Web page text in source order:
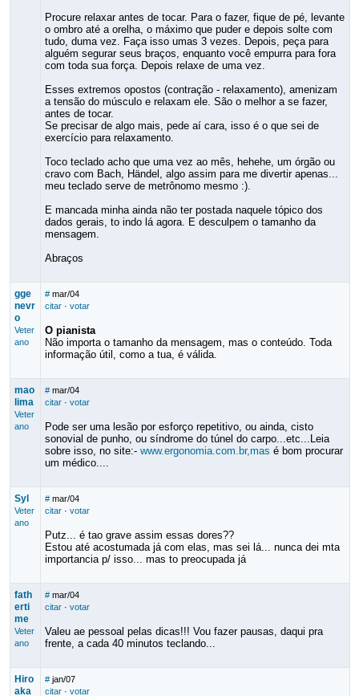
Procure relaxar antes de tocar. Para o fazer, fique de pé, levante
o ombro até a orelha, o máximo que puder e depois solte com
tudo, duma vez. Faça isso umas 3 vezes. Depois, peça para
alguém segurar seus braços, enquanto você empurra para fora
com toda sua força. Depois relaxe de uma vez.
Esses extremos opostos (contração - relaxamento), amenizam
a tensão do músculo e relaxam ele. São o melhor a se fazer,
antes de tocar.
Se precisar de algo mais, pede aí cara, isso é o que sei de
exercício para relaxamento.
Toco teclado acho que uma vez ao mês, hehehe, um órgão ou
cravo com Bach, Händel, algo assim para me divertir apenas...
meu teclado serve de metrônomo mesmo :).
E mancada minha ainda não ter postada naquele tópico dos
dados gerais, to indo lá agora. E desculpem o tamanho da
mensagem.
Abraços
gge
nevr
o
Veter
ano
# mar/04
citar· votar
O pianista
Não importa o tamanho da mensagem, mas o conteúdo. Toda
informação útil, como a tua, é válida.
mao
lima
Veter
ano
# mar/04
citar· votar
Pode ser uma lesão por esforço repetitivo, ou ainda, cisto
sonovial de punho, ou síndrome do túnel do carpo...etc...Leia
sobre isso, no site:- www.ergonomia.com.br,mas é bom procurar
um médico....
Syl
Veter
ano
# mar/04
citar· votar
Putz... é tao grave assim essas dores??
Estou até acostumada já com elas, mas sei lá... nunca dei mta
importancia p/ isso... mas to preocupada já
fath
erti
me
Veter
ano
# mar/04
citar· votar
Valeu ae pessoal pelas dicas!!! Vou fazer pausas, daqui pra
frente, a cada 40 minutos teclando...
Hiro
aka
# jan/07
citar· votar